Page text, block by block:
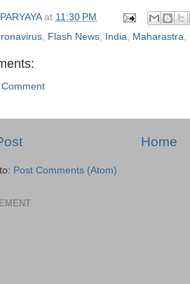
PARYAYA at 11:30 PM
Flash News India Maharastra
Comment
Home
Post Comments (Atom)